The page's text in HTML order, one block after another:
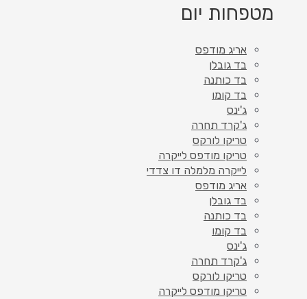
מטפחות יום
אריג מודפס
בד גובלן
בד כותנה
בד קומו
ג'ינס
ג'קרד תחרה
טריקו לורקס
טריקו מודפס לייקרה
לייקרה מלמלה דו צדדי
אריג מודפס
בד גובלן
בד כותנה
בד קומו
ג'ינס
ג'קרד תחרה
טריקו לורקס
טריקו מודפס לייקרה